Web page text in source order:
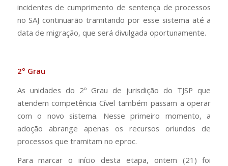
incidentes de cumprimento de sentença de processos
no SAJ continuarão tramitando por esse sistema até a
data de migração, que será divulgada oportunamente.
2º Grau
As unidades do 2º Grau de jurisdição do TJSP que
atendem competência Cível também passam a operar
com o novo sistema. Nesse primeiro momento, a
adoção abrange apenas os recursos oriundos de
processos que tramitam no eproc.
Para marcar o início desta etapa, ontem (21) foi